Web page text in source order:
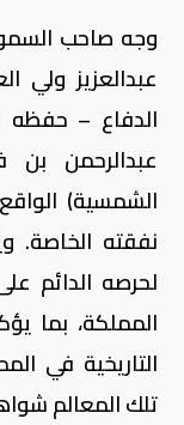
وجه صاحب
عبدالعزيز ولي
الدفاع – حفظه
عبدالرحمن
الشمسية)
نفقته الخاصة.
لحرصه الدائم
المملكة، بما
التاريخية في
تلك المعالم